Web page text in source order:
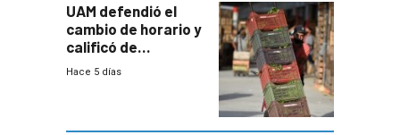
UAM defendió el
cambio de horario y
calificó de
“desproporcionado”
Hace 5 días